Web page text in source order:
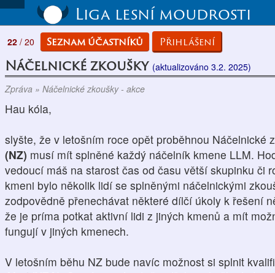
Liga lesní moudrosti
22 / 20 Seznam účastníků Přihlášení
Náčelnické zkoušky (aktualizováno 3.2. 2025)
Zpráva » Náčelnické zkoušky - akce
Hau kóla,
slyšte, že v letošním roce opět proběhnou Náčelnické
(NZ) musí mít splněné každý náčelník kmene LLM.
vedoucí máš na starost čas od času větší skupinku či
kmeni bylo několik lidí se splněnými náčelnickými
zodpovědně přenechávat některé dílčí úkoly k řešení
že je príma potkat aktivní lidi z jiných kmenů a mít
fungují v jiných kmenech.
V letošním běhu NZ bude navíc možnost si splnit